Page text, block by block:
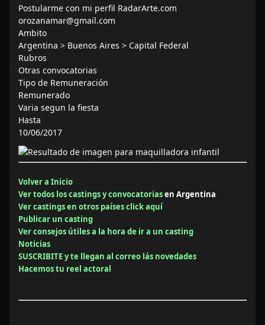
Postularme con mi perfil RadarArte.com
orozanamar@gmail.com
Ambito
Argentina > Buenos Aires > Capital Federal
Rubros
Otras convocatorias
Tipo de Remuneración
Remunerado
Varia segun la fiesta
Hasta
10/06/2017
Volver a Inicio
Ver todos los castings y convocatoriasen Argentina
Ver castings en otros países click aquí
Publicar un casting
Ver consejos útiles a la hora de ir a un casting
Noticias
SUSCRIBITE y te llegan al correo lás novedades
Hacemos tu reel actoral